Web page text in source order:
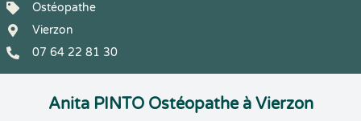
Ostéopathe
Vierzon
07 64 22 81 30
Anita PINTO Ostéopathe à Vierzon